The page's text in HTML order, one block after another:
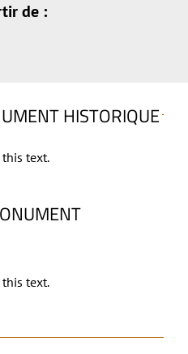
de :
HISTORIQUE
text.
text.